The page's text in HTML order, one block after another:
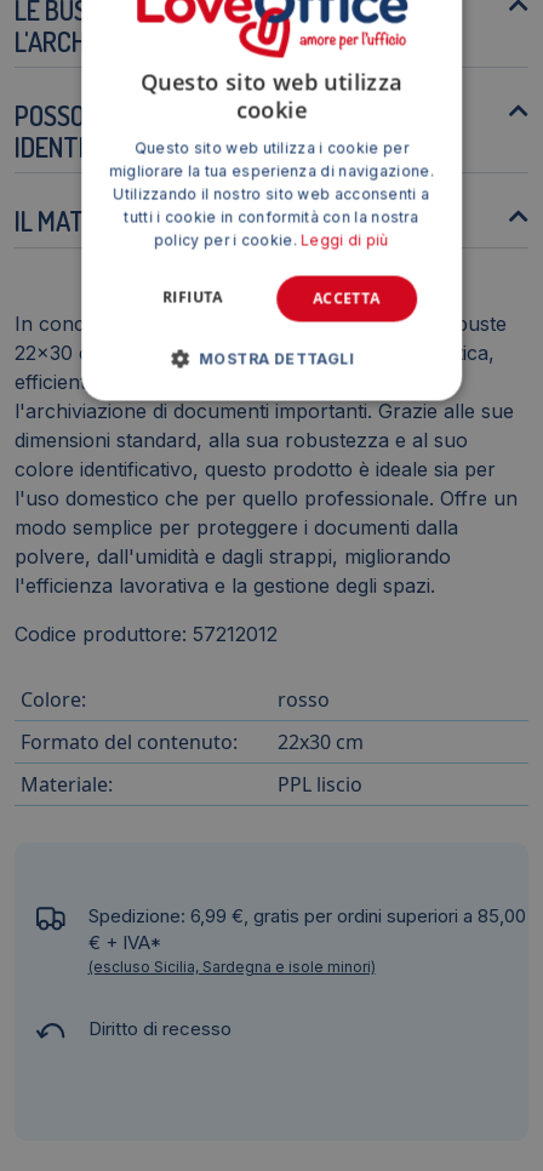
LE BUSTE SONO ADATTE PER
L'ARCHIVIAZIONE A LUNGO TERMINE?
POSSO SCRIVERE SULLE BUSTE PER
IDENTIFICARNE IL CONTENUTO?
IL MATERIALE È RICICLABILE?
In conclusione, il Portalistini Sei Rota Asso - 20 buste
22x30 cm rosso rappresenta una soluzione pratica,
efficiente e duratura per l'organizzazione e
l'archiviazione di documenti importanti. Grazie alle sue
dimensioni standard, alla sua robustezza e al suo
colore identificativo, questo prodotto è ideale sia per
l'uso domestico che per quello professionale. Offre un
modo semplice per proteggere i documenti dalla
polvere, dall'umidità e dagli strappi, migliorando
l'efficienza lavorativa e la gestione degli spazi.
Codice produttore: 57212012
Colore:
rosso
Formato del contenuto:
22x30 cm
Materiale:
PPL liscio
Spedizione: 6,99 €, gratis per ordini superiori a 85,00
€ + IVA*
(escluso Sicilia, Sardegna e isole minori)
Diritto di recesso
Questo sito web utilizza
cookie
Questo sito web utilizza i cookie per
migliorare la tua esperienza di navigazione.
Utilizzando il nostro sito web acconsenti a
tutti i cookie in conformità con la nostra
policy per i cookie.Leggi di più
ACCETTA
RIFIUTA
MOSTRA DETTAGLI